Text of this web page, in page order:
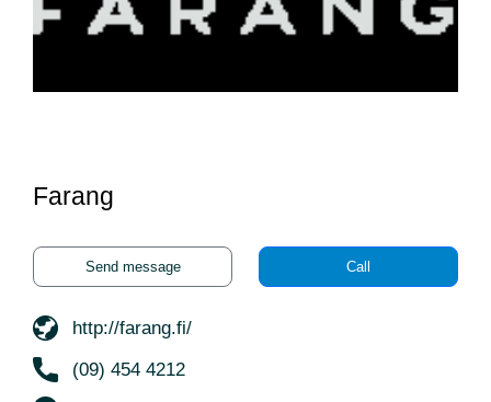
Farang
Send message Call
http://farang.fi/
(09) 454 4212